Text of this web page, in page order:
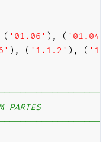
( '01.06' ) , (
) , ( '1.1.2' ) , (
PARTES